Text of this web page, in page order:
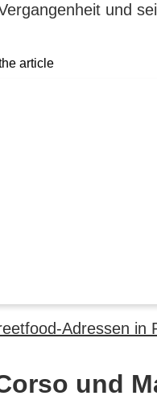
und
article
Adressen in
und